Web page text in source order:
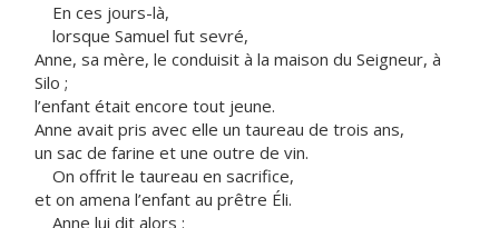
En ces jours-là,
lorsque Samuel fut sevré,
Anne, sa mère, le conduisit à la maison du Seigneur, à
Silo ;
l’enfant était encore tout jeune.
Anne avait pris avec elle un taureau de trois ans,
un sac de farine et une outre de vin.
On offrit le taureau en sacrifice,
et on amena l’enfant au prêtre Éli.
Anne lui dit alors :